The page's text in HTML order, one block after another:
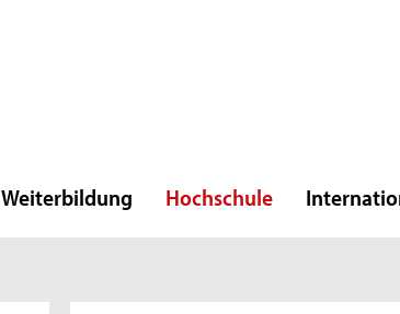
Weiterbildung Hochschule